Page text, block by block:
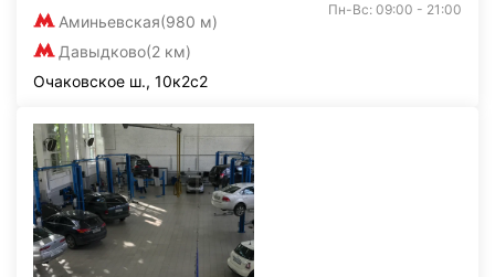
Аминьевская(980 м)
Давыдково(2 км)
Пн-Вс: 09:00 - 21:00
Очаковское ш., 10к2с2